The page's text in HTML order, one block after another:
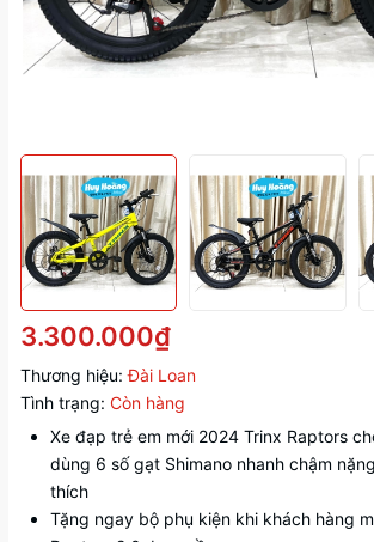
3.300.000₫
Thương hiệu: Đài Loan
Tình trạng: Còn hàng
Xe đạp trẻ em mới 2024 Trinx Raptors
dùng 6 số gạt Shimano nhanh chậm
thích
Tặng ngay bộ phụ kiện khi khách hàng